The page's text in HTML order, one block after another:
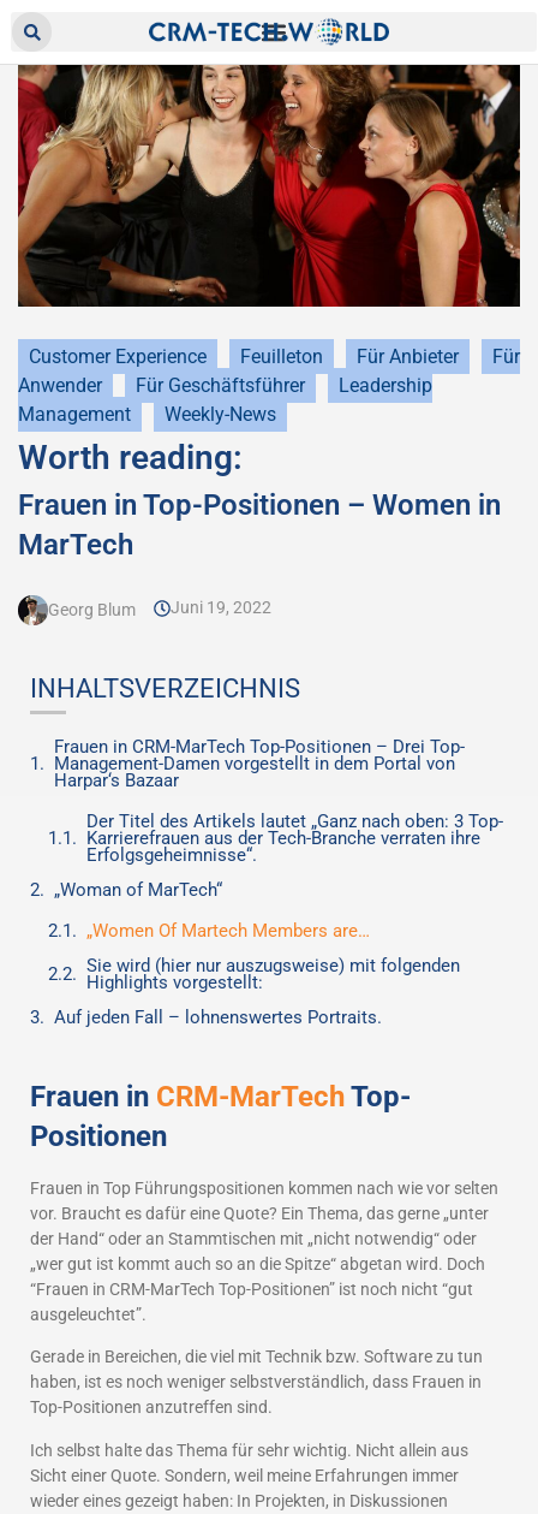
Customer Experience Feuilleton Für Anbieter
Für
Anwender
Für Geschäftsführer
Leadership
Management
Weekly-News
Worth reading:
Frauen in Top-Positionen – Women in
MarTech
Georg Blum Juni 19, 2022
INHALTSVERZEICHNIS
Frauen in CRM-MarTech Top-Positionen – Drei Top-
Management-Damen vorgestellt in dem Portal von
Harpar‘s Bazaar
Der Titel des Artikels lautet „Ganz nach oben: 3 Top-
Karrierefrauen aus der Tech-Branche verraten ihre
Erfolgsgeheimnisse“.
„Woman of MarTech“
„Women Of Martech Members are…
Sie wird (hier nur auszugsweise) mit folgenden
Highlights vorgestellt:
Auf jeden Fall – lohnenswertes Portraits.
Frauen in CRM-MarTechTop-
Positionen
Frauen in Top Führungspositionen kommen nach wie vor selten
vor. Braucht es dafür eine Quote? Ein Thema, das gerne „unter
der Hand“ oder an Stammtischen mit „nicht notwendig“ oder
„wer gut ist kommt auch so an die Spitze“ abgetan wird. Doch
“Frauen in CRM-MarTech Top-Positionen” ist noch nicht “gut
ausgeleuchtet”.
Gerade in Bereichen, die viel mit Technik bzw. Software zu tun
haben, ist es noch weniger selbstverständlich, dass Frauen in
Top-Positionen anzutreffen sind.
Ich selbst halte das Thema für sehr wichtig. Nicht allein aus
Sicht einer Quote. Sondern, weil meine Erfahrungen immer
wieder eines gezeigt haben: In Projekten, in Diskussionen